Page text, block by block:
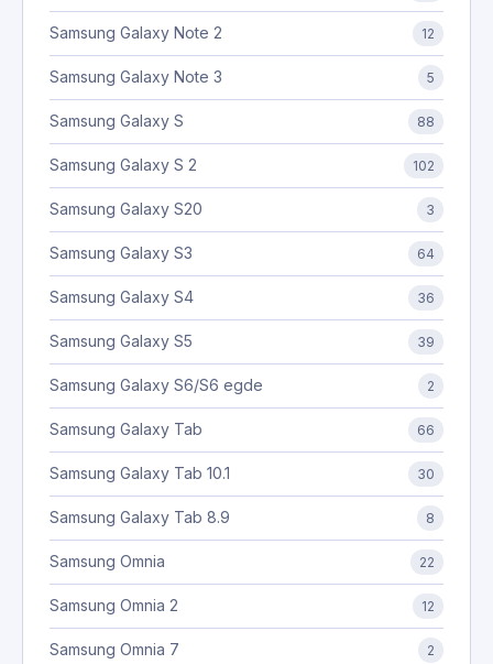
Samsung Galaxy Note 2 12
Samsung Galaxy Note 3 5
Samsung Galaxy S 88
Samsung Galaxy S 2 102
Samsung Galaxy S20 3
Samsung Galaxy S3 64
Samsung Galaxy S4 36
Samsung Galaxy S5 39
Samsung Galaxy S6/S6 egde 2
Samsung Galaxy Tab 66
Samsung Galaxy Tab 10.1 30
Samsung Galaxy Tab 8.9 8
Samsung Omnia 22
Samsung Omnia 2 12
Samsung Omnia 7 2